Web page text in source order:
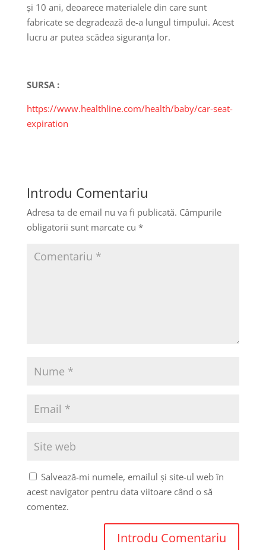
și 10 ani, deoarece materialele din care sunt
fabricate se degradează de-a lungul timpului. Acest
lucru ar putea scădea siguranța lor.
SURSA :
https://www.healthline.com/health/baby/car-seat-
expiration
Introdu Comentariu
Adresa ta de email nu va fi publicată. Câmpurile
obligatorii sunt marcate cu *
Salvează-mi numele, emailul și site-ul web în
acest navigator pentru data viitoare când o să
comentez.